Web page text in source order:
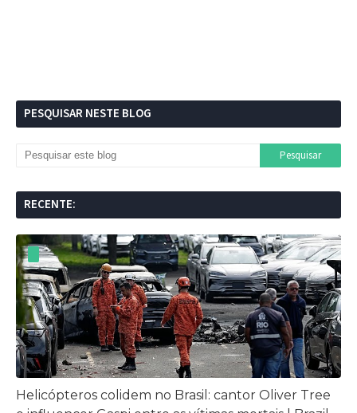
PESQUISAR NESTE BLOG
RECENTE:
Helicópteros colidem no Brasil: cantor Oliver Tree